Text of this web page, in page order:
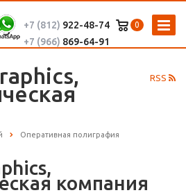
0
+7 (812) 922-48-74
+7 (966) 869-64-91
RSS
Оперативная полиграфия
компания